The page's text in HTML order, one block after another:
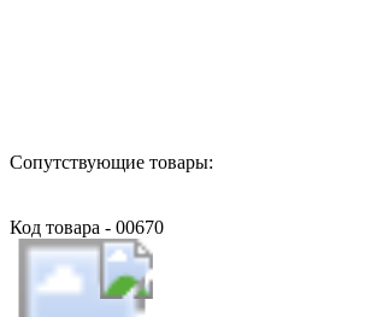
Сопутствующие товары:
Код товара - 00670